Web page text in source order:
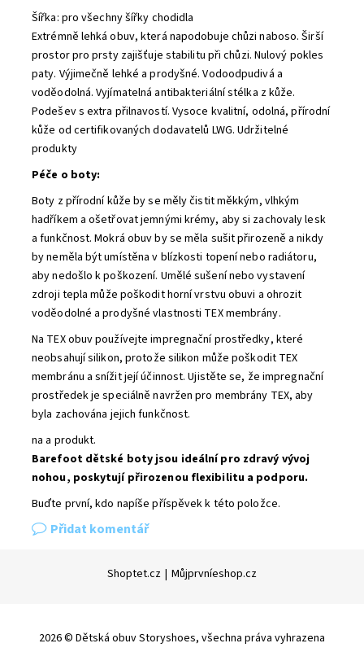
Šířka: pro všechny šířky chodidla
Extrémně lehká obuv, která napodobuje chůzi naboso. Širší
prostor pro prsty zajišťuje stabilitu při chůzi. Nulový pokles
paty. Výjimečně lehké a prodyšné. Vodoodpudivá a
voděodolná. Vyjímatelná antibakteriální stélka z kůže.
Podešev s extra přilnavostí. Vysoce kvalitní, odolná, přírodní
kůže od certifikovaných dodavatelů LWG. Udržitelné
produkty
Péče o boty:
Boty z přírodní kůže by se měly čistit měkkým, vlhkým
hadříkem a ošetřovat jemnými krémy, aby si zachovaly lesk
a funkčnost. Mokrá obuv by se měla sušit přirozeně a nikdy
by neměla být umístěna v blízkosti topení nebo radiátoru,
aby nedošlo k poškození. Umělé sušení nebo vystavení
zdroji tepla může poškodit horní vrstvu obuvi a ohrozit
voděodolné a prodyšné vlastnosti TEX membrány.
Na TEX obuv používejte impregnační prostředky, které
neobsahují silikon, protože silikon může poškodit TEX
membránu a snížit její účinnost. Ujistěte se, že impregnační
prostředek je speciálně navržen pro membrány TEX, aby
byla zachována jejich funkčnost.
na a produkt.
Barefoot dětské boty jsou ideální pro zdravý vývoj
nohou, poskytují přirozenou flexibilitu a podporu.
Buďte první, kdo napíše příspěvek k této položce.
Přidat komentář
Shoptet.cz | Můjprvníeshop.cz
2026 © Dětská obuv Storyshoes, všechna práva vyhrazena